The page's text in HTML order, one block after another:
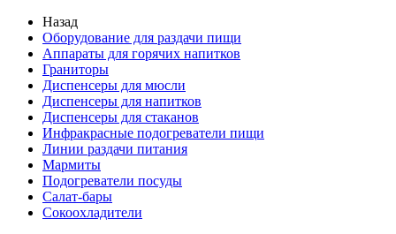
Назад
Оборудование для раздачи пищи
Аппараты для горячих напитков
Граниторы
Диспенсеры для мюсли
Диспенсеры для напитков
Диспенсеры для стаканов
Инфракрасные подогреватели пищи
Линии раздачи питания
Мармиты
Подогреватели посуды
Салат-бары
Сокоохладители